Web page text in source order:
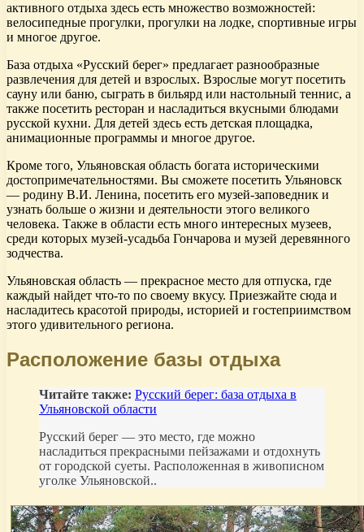
активного отдыха здесь есть множество возможностей:
велосипедные прогулки, прогулки на лодке, спортивные игры
и многое другое.
База отдыха «Русский берег» предлагает разнообразные
развлечения для детей и взрослых. Взрослые могут посетить
сауну или баню, сыграть в бильярд или настольный теннис, а
также посетить ресторан и насладиться вкусными блюдами
русской кухни. Для детей здесь есть детская площадка,
анимационные программы и многое другое.
Кроме того, Ульяновская область богата историческими
достопримечательностями. Вы сможете посетить Ульяновск
— родину В.И. Ленина, посетить его музей-заповедник и
узнать больше о жизни и деятельности этого великого
человека. Также в области есть много интересных музеев,
среди которых музей-усадьба Гончарова и музей деревянного
зодчества.
Ульяновская область — прекрасное место для отпуска, где
каждый найдет что-то по своему вкусу. Приезжайте сюда и
насладитесь красотой природы, историей и гостеприимством
этого удивительного региона.
Расположение базы отдыха
Читайте также: Русский берег: база отдыха в
Ульяновской области
Русский берег — это место, где можно
насладиться прекрасными пейзажами и отдохнуть
от городской суеты. Расположенная в живописном
уголке Ульяновской..